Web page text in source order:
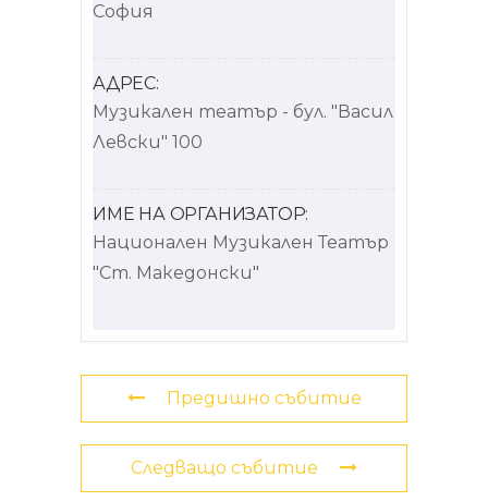
София
АДРЕС:
Музикален театър - бул. "Васил
Левски" 100
ИМЕ НА ОРГАНИЗАТОР:
Национален Музикален Театър
"Ст. Македонски"
Предишно събитие
Следващо събитие